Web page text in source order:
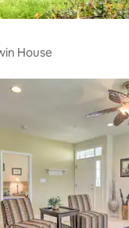
House